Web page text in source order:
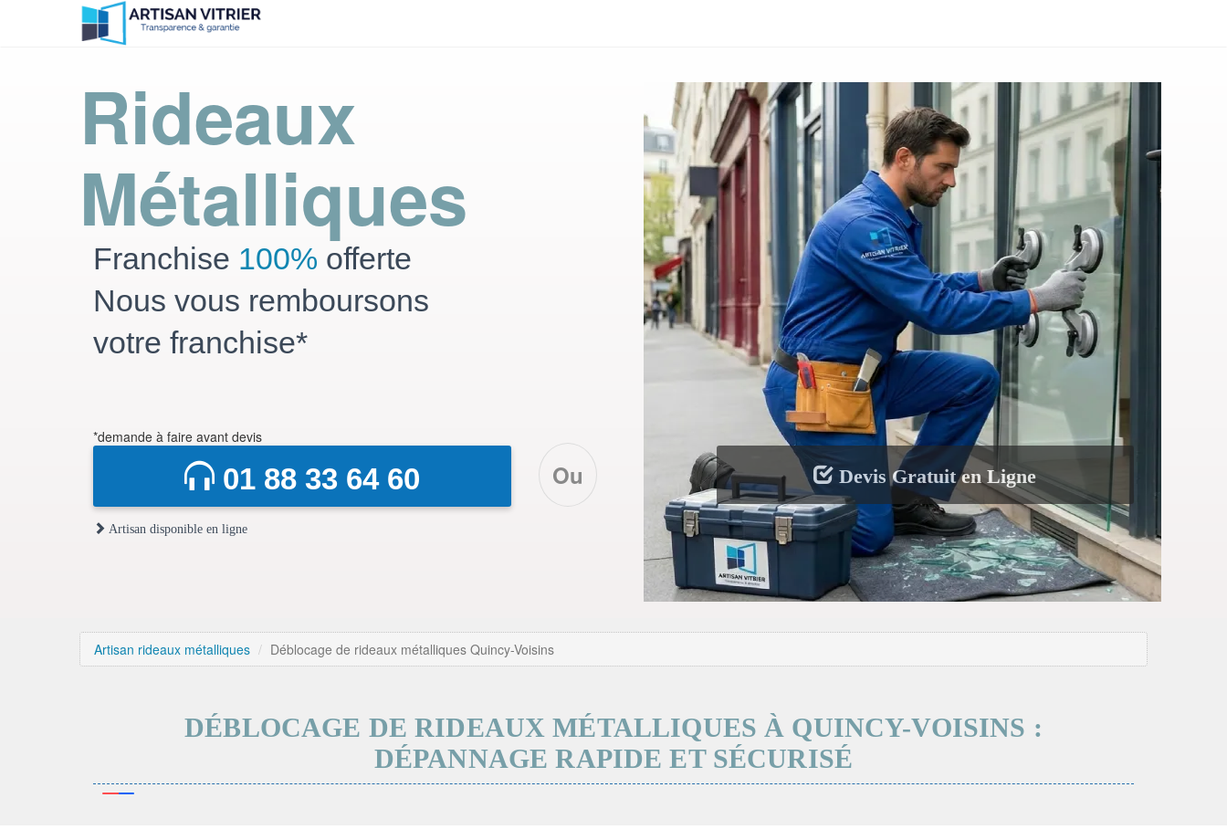
Rideaux
Métalliques
Franchise 100% offerte
Nous vous remboursons
votre franchise*
*demande à faire avant devis
01 88 33 64 60
Artisan disponible en ligne
Ou Devis Gratuit en Ligne
Artisan rideaux métalliques Déblocage de rideaux métalliques Quincy-Voisins
DÉBLOCAGE DE RIDEAUX MÉTALLIQUES À QUINCY-VOISINS :
DÉPANNAGE RAPIDE ET SÉCURISÉ